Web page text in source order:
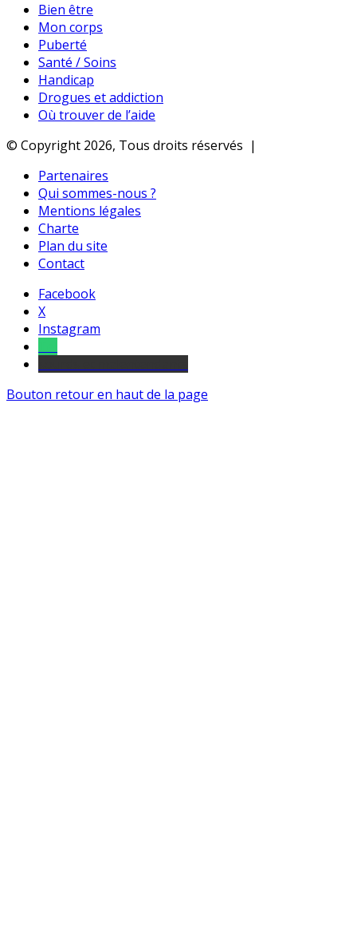
Bien être
Mon corps
Puberté
Santé / Soins
Handicap
Drogues et addiction
Où trouver de l’aide
© Copyright 2026, Tous droits réservés |
Partenaires
Qui sommes-nous ?
Mentions légales
Charte
Plan du site
Contact
Facebook
X
Instagram
Bouton retour en haut de la page